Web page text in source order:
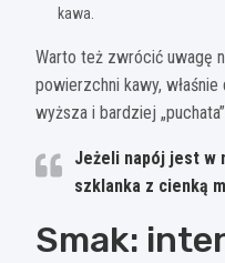
kawa.
Warto też zwrócić uwagę
powierzchni kawy,
wyższa i bardziej
Jeżeli napój jest w
szklanka z cienką
Smak: